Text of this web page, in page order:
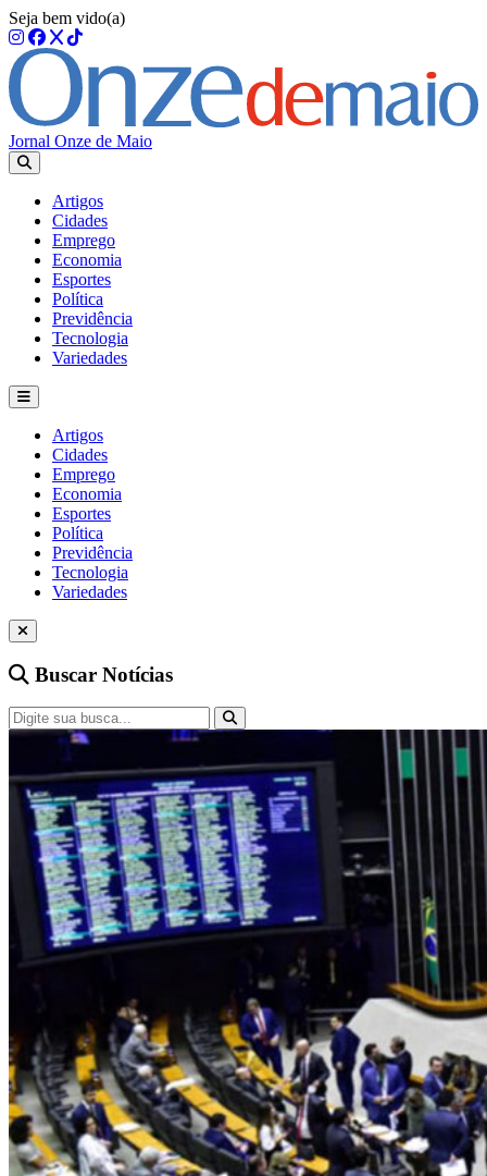
Seja bem vido(a)
Jornal Onze de Maio
Artigos
Cidades
Emprego
Economia
Esportes
Política
Previdência
Tecnologia
Variedades
Artigos
Cidades
Emprego
Economia
Esportes
Política
Previdência
Tecnologia
Variedades
Buscar Notícias